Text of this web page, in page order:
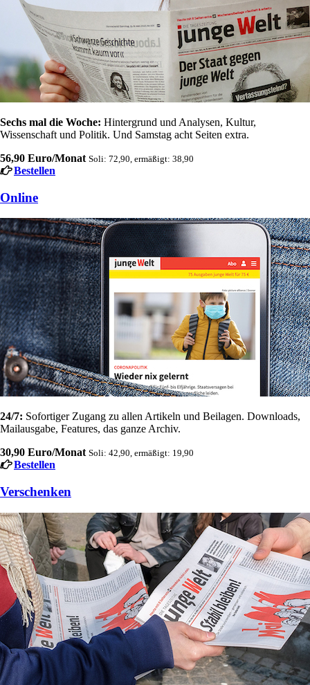
Sechs mal die Woche: Hintergrund und Analysen, Kultur,
Wissenschaft und Politik. Und Samstag acht Seiten extra.
56,90 Euro/Monat Soli: 72,90, ermäßigt: 38,90
Bestellen
Online
24/7: Sofortiger Zugang zu allen Artikeln und Beilagen. Downloads,
Mailausgabe, Features, das ganze Archiv.
30,90 Euro/Monat Soli: 42,90, ermäßigt: 19,90
Bestellen
Verschenken